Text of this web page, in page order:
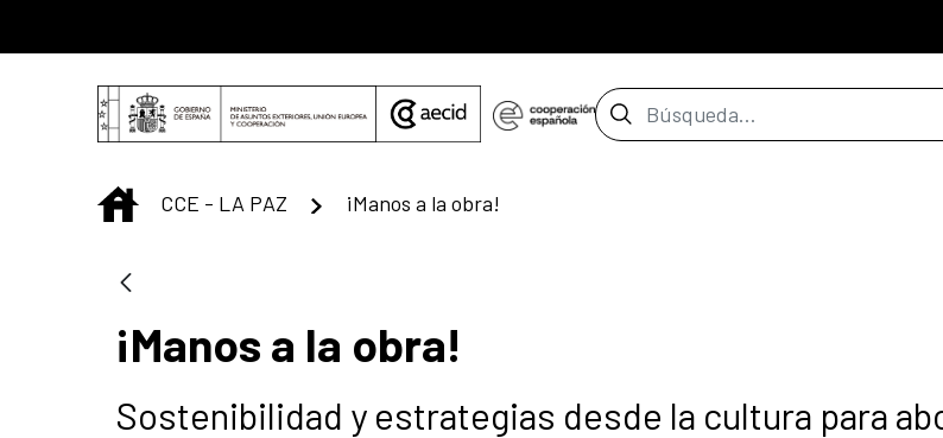
Barra de búsqueda
INICIO
CCE - LA PAZ ¡Manos a la obra!
¡Manos a la obra!
Sostenibilidad y estrategias desde la cultura para